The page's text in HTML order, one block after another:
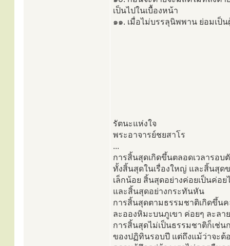
เป็นไปในเบื้องหน้า
๑๑. เมื่อไม่บรรลุนิพพาน ย่อมเป็
รัตนะแห่งใจ
พระอาจารย์ชยสาโร
...
การสิ้นสุดเกิดขึ้นตลอดเวลารอบตั
ทั้งสิ้นสุดในเรื่องใหญ่ และสิ้นสุด
เล็กน้อย สิ้นสุดอย่างค่อยเป็นค่อย
และสิ้นสุดอย่างกระทันหัน
การสิ้นสุดตามธรรมชาติเกิดขึ้น
ละอองหิมะบนภูเขา ค่อยๆ ละลา
การสิ้นสุดไม่เป็นธรรมชาติก็เช่น
ของปฏิทินรอบปี แต่ถึงแม้ว่าจะต้